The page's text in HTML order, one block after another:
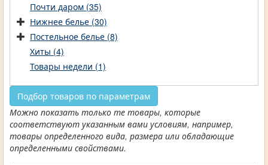
Почти даром (35)
Нижнее белье (30)
Постельное белье (8)
Хиты (4)
Товары недели (1)
Подбор товаров по параметрам
Можно показать только те товары, которые
соответствуют указанным вами условиям, например,
товары определенного вида, размера или обладающие
определенными свойствами.